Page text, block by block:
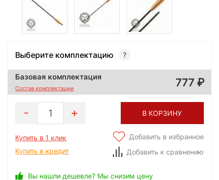
Выберите комплектацию
Базовая комплектация
Состав комплектации 777
1 В КОРЗИНУ
Купить в 1 клик
Купить в кредит
Добавить в избранное
Добавить к сравнению
Вы нашли дешевле? Мы снизим цену